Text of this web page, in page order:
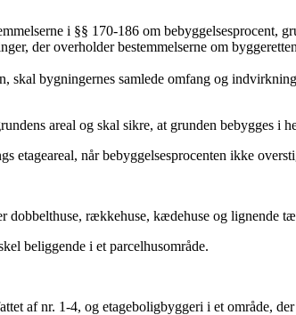
i §§ 170-186 om bebyggelsesprocent,
der overholder bestemmelserne om
skal bygningernes samlede omfang og
areal og skal sikre, at grunden bebygges i
etageareal, når bebyggelsesprocenten ikke
dobbelthuse, rækkehuse, kædehuse og lignende
beliggende i et parcelhusområde.
af nr. 1-4, og etageboligbyggeri i et område,